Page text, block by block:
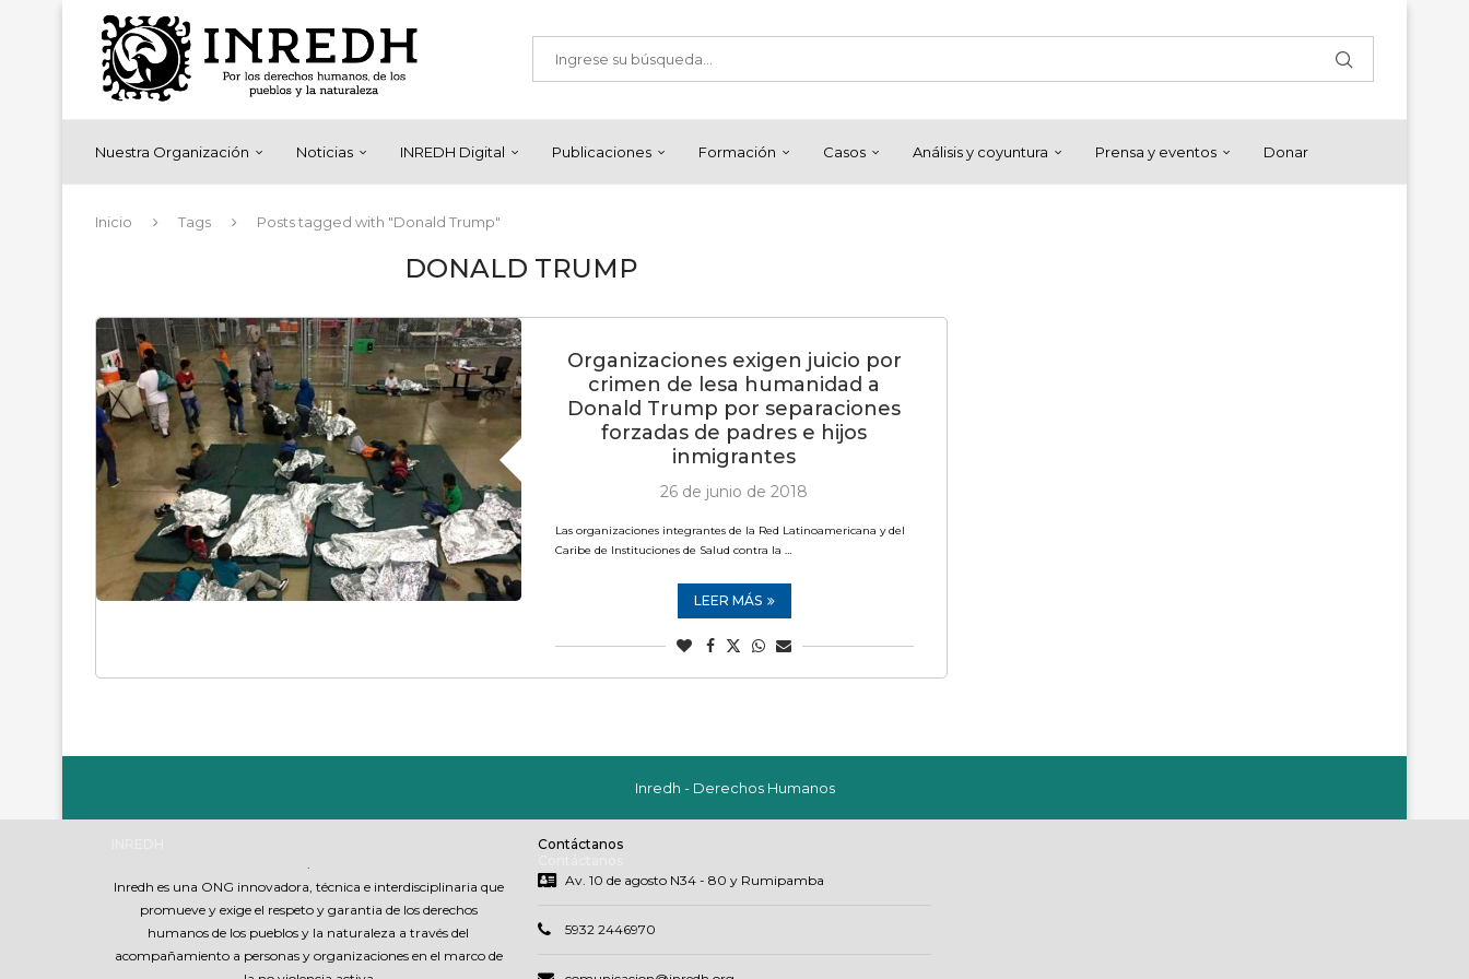
Nuestra Organización Noticias INREDH Digital Publicaciones Formación Casos Análisis y coyuntura Prensa y eventos Donar
Inicio Tags Posts tagged with "Donald Trump"
DONALD TRUMP
Organizaciones exigen juicio por
crimen de lesa humanidad a
Donald Trump por separaciones
forzadas de padres e hijos
inmigrantes
26 de junio de 2018
Las organizaciones integrantes de la Red Latinoamericana y del
Caribe de Instituciones de Salud contra la …
LEER MÁS
Inredh - Derechos Humanos
.
Inredh es una ONG innovadora, técnica e interdisciplinaria que
promueve y exige el respeto y garantia de los derechos
humanos de los pueblos y la naturaleza a través del
acompañamiento a personas y organizaciones en el marco de
Contáctanos
Av. 10 de agosto N34 - 80 y Rumipamba
5932 2446970